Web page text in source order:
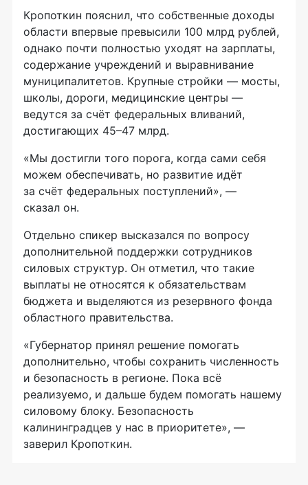
Кропоткин пояснил, что собственные доходы
области впервые превысили 100 млрд рублей,
однако почти полностью уходят на зарплаты,
содержание учреждений и выравнивание
муниципалитетов. Крупные стройки — мосты,
школы, дороги, медицинские центры —
ведутся за счёт федеральных вливаний,
достигающих 45–47 млрд.
«Мы достигли того порога, когда сами себя
можем обеспечивать, но развитие идёт
за счёт федеральных поступлений», —
сказал он.
Отдельно спикер высказался по вопросу
дополнительной поддержки сотрудников
силовых структур. Он отметил, что такие
выплаты не относятся к обязательствам
бюджета и выделяются из резервного фонда
областного правительства.
«Губернатор принял решение помогать
дополнительно, чтобы сохранить численность
и безопасность в регионе. Пока всё
реализуемо, и дальше будем помогать нашему
силовому блоку. Безопасность
калининградцев у нас в приоритете», —
заверил Кропоткин.